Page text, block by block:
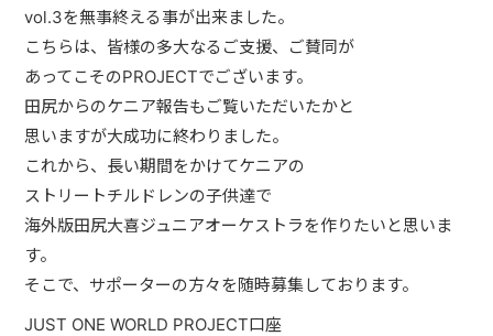
LIVE
DISCOGRAPHY
CONTACT
vol.3を無事終える事が出来ました。
こちらは、皆様の多大なるご支援、ご賛同が
あってこそのPROJECTでございます。
田尻からのケニア報告もご覧いただいたかと
思いますが大成功に終わりました。
これから、長い期間をかけてケニアの
ストリートチルドレンの子供達で
海外版田尻大喜ジュニアオーケストラを作りたいと思いま
す。
そこで、サポーターの方々を随時募集しております。
JUST ONE WORLD PROJECT口座